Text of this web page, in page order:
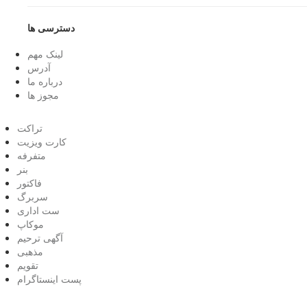
دسترسی ها
لینک مهم
آدرس
درباره ما
مجوز ها
تراکت
کارت ویزیت
متفرفه
بنر
فاکتور
سربرگ
ست اداری
موکاپ
آگهی ترحیم
مذهبی
تقویم
پست اینستاگرام